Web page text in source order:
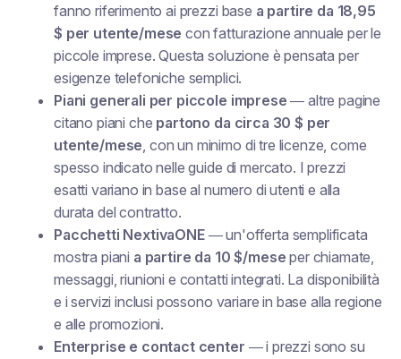
fanno riferimento ai prezzi base a partire da 18,95
$ per utente/mese con fatturazione annuale per le
piccole imprese. Questa soluzione è pensata per
esigenze telefoniche semplici.
Piani generali per piccole imprese — altre pagine
citano piani che partono da circa 30 $ per
utente/mese, con un minimo di tre licenze, come
spesso indicato nelle guide di mercato. I prezzi
esatti variano in base al numero di utenti e alla
durata del contratto.
Pacchetti NextivaONE— un'offerta semplificata
mostra piani a partire da 10 $/mese per chiamate,
messaggi, riunioni e contatti integrati. La disponibilità
e i servizi inclusi possono variare in base alla regione
e alle promozioni.
Enterprise e contact center — i prezzi sono su